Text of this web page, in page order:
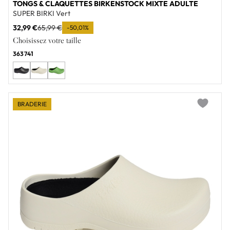
TONGS & CLAQUETTES BIRKENSTOCK MIXTE ADULTE
SUPER BIRKI Vert
32,99 €65,99 € -50,01%
Choisissez votre taille
363741
BRADERIE